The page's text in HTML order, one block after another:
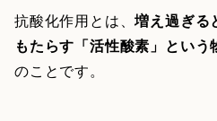
抗酸化作用とは、増え過ぎる
もたらす「活性酸素」とい
のことです。